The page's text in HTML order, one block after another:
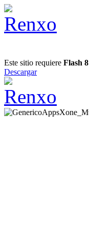
Este sitio requiere Flash 8
Descargar